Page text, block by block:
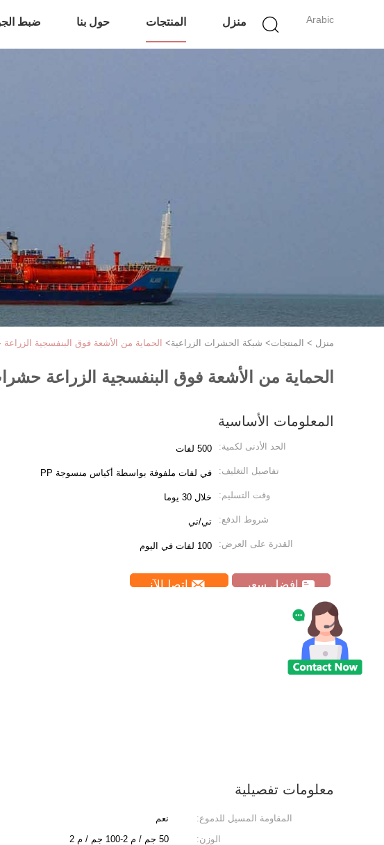
Arabic منزل المنتجات حول بنا ضبط
منزل > المنتجات> شبكة الحشرات الزراعية> الحماية من الأشعة فوق البنفسجية
الحماية من الأشعة فوق البنفسجية الزراعة
المعلومات الأساسية
الحد الأدنى لكمية: 500 لفات
تفاصيل التغليف: في لفات ملفوفة بواسطة أكياس منسوجة PP
وقت التسليم: خلال 30 يوما
شروط الدفع: تي/تي
القدرة على العرض: 100 لفات في اليوم
افضل سعر ﺎﺘﺼﻟ ﺍﻶﻧ
معلومات تفصيلية
المقاومة المسيل للدموع: نعم
الوزن:
50 جم / م 2-100 جم / م 2